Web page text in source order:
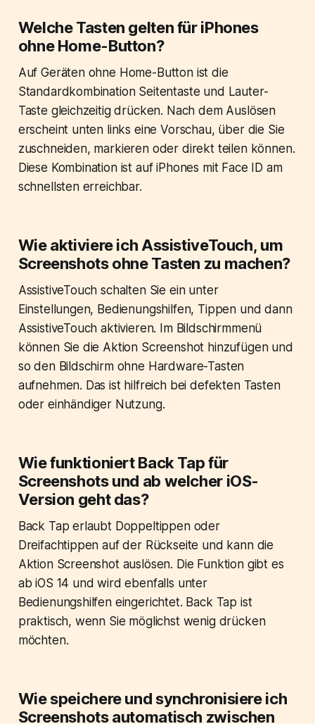
Welche Tasten gelten für iPhones
ohne Home-Button?
Auf Geräten ohne Home-Button ist die
Standardkombination Seitentaste und Lauter-
Taste gleichzeitig drücken. Nach dem Auslösen
erscheint unten links eine Vorschau, über die Sie
zuschneiden, markieren oder direkt teilen können.
Diese Kombination ist auf iPhones mit Face ID am
schnellsten erreichbar.
Wie aktiviere ich AssistiveTouch, um
Screenshots ohne Tasten zu machen?
AssistiveTouch schalten Sie ein unter
Einstellungen, Bedienungshilfen, Tippen und dann
AssistiveTouch aktivieren. Im Bildschirmmenü
können Sie die Aktion Screenshot hinzufügen und
so den Bildschirm ohne Hardware-Tasten
aufnehmen. Das ist hilfreich bei defekten Tasten
oder einhändiger Nutzung.
Wie funktioniert Back Tap für
Screenshots und ab welcher iOS-
Version geht das?
Back Tap erlaubt Doppeltippen oder
Dreifachtippen auf der Rückseite und kann die
Aktion Screenshot auslösen. Die Funktion gibt es
ab iOS 14 und wird ebenfalls unter
Bedienungshilfen eingerichtet. Back Tap ist
praktisch, wenn Sie möglichst wenig drücken
möchten.
Wie speichere und synchronisiere ich
Screenshots automatisch zwischen